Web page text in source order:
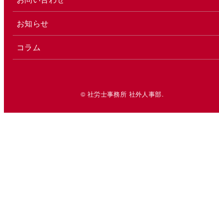
お知らせ
コラム
© 社労士事務所 社外人事部.